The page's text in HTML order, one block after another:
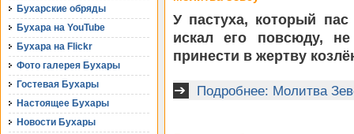
Бухарские обряды
Бухара на YouTube
Бухара на Flickr
Фото галерея Бухары
Гостевая Бухары
Настоящее Бухары
Новости Бухары
У пастуха, который
искал его повсюду,
принести в жертву
Подробнее: Молитва